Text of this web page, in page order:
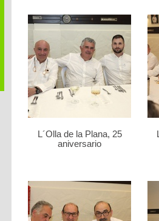
L´Olla de la Plana, 25
aniversario